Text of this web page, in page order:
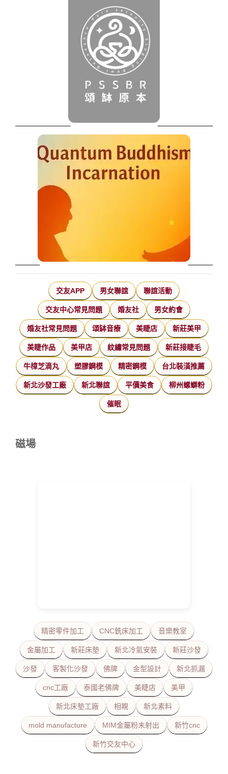
交友APP 男女聯誼 聯誼活動
交友中心常見問題 婚友社 男女約會
婚友社常見問題 頌缽音療 美睫店 新莊美甲
美睫作品 美甲店 紋繡常見問題 新莊接睫毛
牛樟芝滴丸 塑膠鋼模 精密鋼模 台北裝潢推薦
新北沙發工廠 新北聯誼 平價美食 柳州螺螄粉
催眠
磁場
精密零件加工 CNC銑床加工 音樂教室
金屬加工 新莊床墊 新北冷氣安裝 新莊沙發
沙發 客製化沙發 佛牌 金型設計 新北抓漏
cnc工廠 泰國老佛牌 美睫店 美甲
新北床墊工廠 相親 新北素料
mold manufacture MIM金屬粉末射出 新竹cnc
新竹交友中心